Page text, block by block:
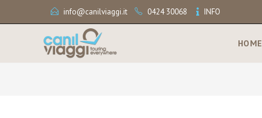
info@canilviaggi.it 0424 30068 INFO
HOME